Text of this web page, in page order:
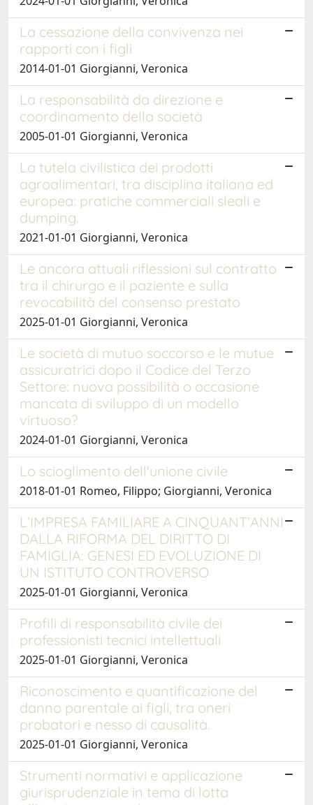
La cessazione della convivenza nei
rapporti con i figli
2014-01-01 Giorgianni, Veronica
La responsabilità da direzione e
coordinamento della società
2005-01-01 Giorgianni, Veronica
La tutela civilistica dei prodotti
agroalimentari, tra disciplina italiana ed
europea: pratiche commerciali sleali e
dumping.
2021-01-01 Giorgianni, Veronica
Le ancora attuali riflessioni sul contratto
tra il chirurgo e il paziente e sulla
revocabilità del consenso prestato
2025-01-01 Giorgianni, Veronica
Le società di mutuo soccorso e le mutue
assicuratrici dopo il Codice del Terzo
Settore: nuova possibilità o occasione
mancata di sviluppo di un modello
virtuoso?
2024-01-01 Giorgianni, Veronica
Lo scioglimento dell'unione civile
2018-01-01 Romeo, Filippo; Giorgianni, Veronica
L’IMPRESA FAMILIARE A CINQUANT’ANNI
DALLA RIFORMA DEL DIRITTO DI
FAMIGLIA: GENESI ED EVOLUZIONE DI
UN ISTITUTO CONTROVERSO
2025-01-01 Giorgianni, Veronica
Profili di responsabilità civile dei
professionisti tecnici intellettuali
2025-01-01 Giorgianni, Veronica
Riconoscimento e quantificazione del
danno parentale ai figli, tra oneri
probatori e nesso di causalità.
2025-01-01 Giorgianni, Veronica
Strumenti normativi e applicazione
giurisprudenziale in tema di lotta